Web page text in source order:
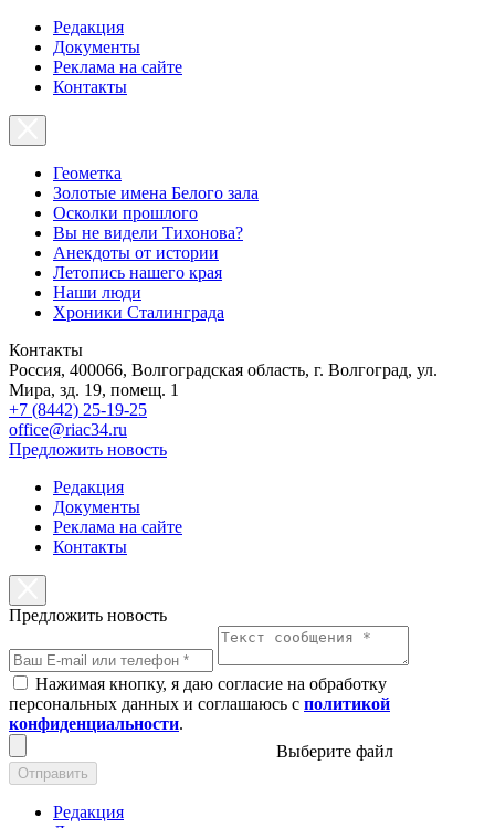
Редакция
Документы
Реклама на сайте
Контакты
Геометка
Золотые имена Белого зала
Осколки прошлого
Вы не видели Тихонова?
Анекдоты от истории
Летопись нашего края
Наши люди
Хроники Сталинграда
Контакты
Россия, 400066, Волгоградская область, г. Волгоград, ул.
Мира, зд. 19, помещ. 1
+7 (8442) 25-19-25
office@riac34.ru
Предложить новость
Редакция
Документы
Реклама на сайте
Контакты
Предложить новость
Нажимая кнопку, я даю согласие на обработку
персональных данных и соглашаюсь с политикой
конфиденциальности.
Выберите файл
Отправить
Редакция